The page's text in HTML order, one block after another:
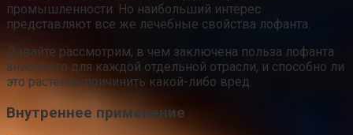
промышленности. Но наибольший интерес
представляют все же лечебные свойства лофанта.
Давайте рассмотрим, в чем заключена польза лофанта
анисового для каждой отдельной отрасли, и способно ли
это растение причинить какой-либо вред.
Внутреннее применение